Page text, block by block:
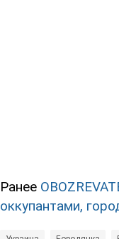
Ранее
оккупантами,